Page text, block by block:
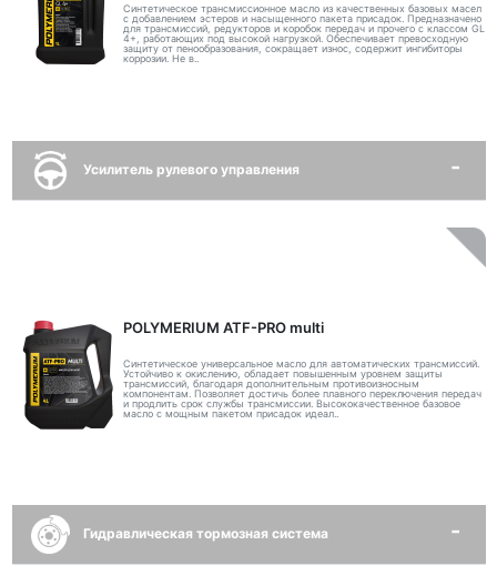
Синтетическое трансмиссионное масло из качественных базовых масел
с добавлением эстеров и насыщенного пакета присадок. Предназначено
для трансмиссий, редукторов и коробок передач и прочего с классом GL
4+, работающих под высокой нагрузкой. Обеспечивает превосходную
защиту от пенообразования, сокращает износ, содержит ингибиторы
коррозии. Не в..
Усилитель рулевого управления
POLYMERIUM ATF-PRO multi
Синтетическое универсальное масло для автоматических трансмиссий.
Устойчиво к окислению, обладает повышенным уровнем защиты
трансмиссий, благодаря дополнительным противоизносным
компонентам. Позволяет достичь более плавного переключения передач
и продлить срок службы трансмиссии. Высококачественное базовое
масло с мощным пакетом присадок идеал..
Гидравлическая тормозная система